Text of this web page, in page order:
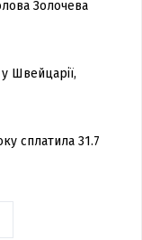
Золочева
Швейцарії,
сплатила 31.7